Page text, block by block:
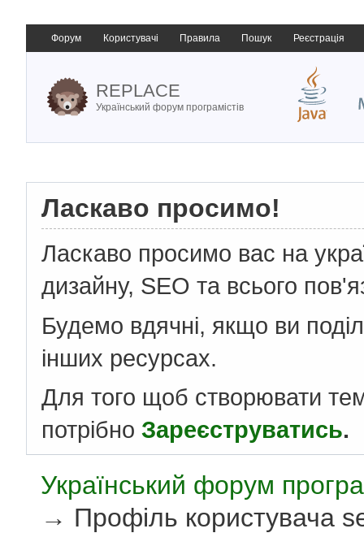
Форум Користувачі Правила Пошук Реєстрація
REPLACE
Український форум програмістів
Ласкаво просимо!
Ласкаво просимо вас на
дизайну, SEO та всього
Будемо вдячні, якщо ви
інших ресурсах.
Для того щоб створювати
потрібно Зареєструватись.
Український форум
→ Профіль користувача